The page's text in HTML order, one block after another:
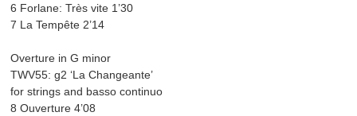
6 Forlane: Très vite 1’30
7 La Tempête 2’14
Overture in G minor
TWV55: g2 ‘La Changeante’
for strings and basso continuo
8 Ouverture 4’08